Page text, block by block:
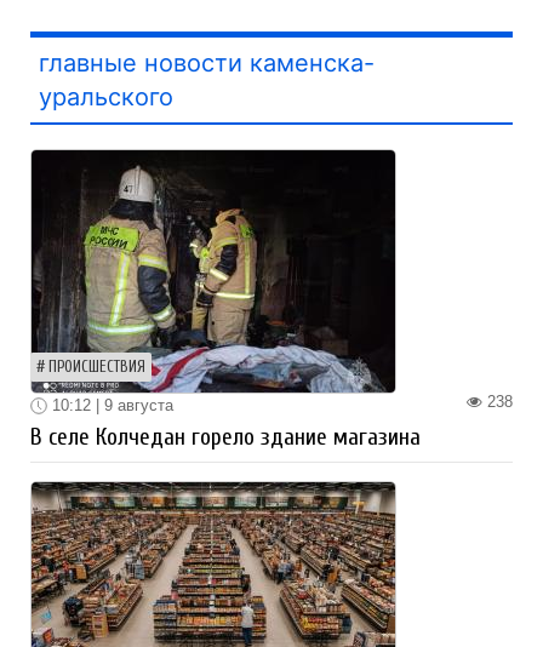
главные новости каменска-
уральского
ПРОИСШЕСТВИЯ
238
10:12 | 9 августа
В селе Колчедан горело здание магазина